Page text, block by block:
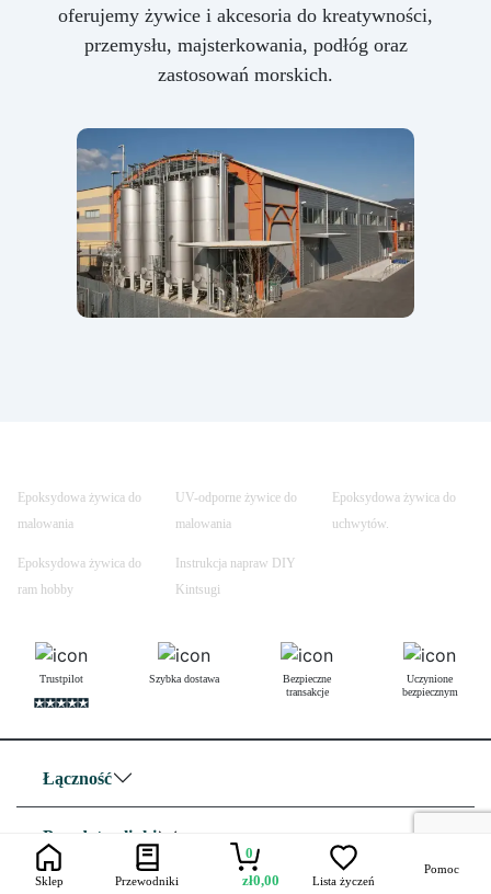
oferujemy żywice i akcesoria do kreatywności,
przemysłu, majsterkowania, podłóg oraz
zastosowań morskich.
Epoksydowa żywica do
malowania
UV-odporne żywice do
malowania
Epoksydowa żywica do
uchwytów.
Epoksydowa żywica do
ram hobby
Instrukcja napraw DIY
Kintsugi
Trustpilot Szybka dostawa
Bezpieczne
transakcje
Uczynione
bezpiecznym
Łączność
Przydatne linki
Sklep Przewodniki
0
zł0,00 Lista życzeń
Pomoc